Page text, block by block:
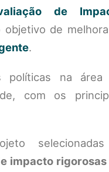
de
objetivo de
.
políticas na área
com os
impacto rigorosas